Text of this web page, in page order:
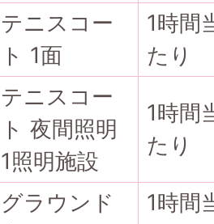
テニスコー
ト 1面
1時間
たり
テニスコー
ト 夜間照明
1照明施設
1時間
たり
グラウンド
1時間